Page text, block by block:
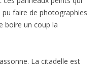
pu faire de photographies
boire un coup la
La citadelle est